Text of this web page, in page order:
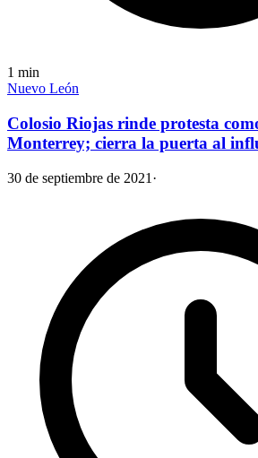
1 min
Nuevo León
Colosio Riojas rinde protesta
Monterrey; cierra la puerta al
30 de septiembre de 2021 ·